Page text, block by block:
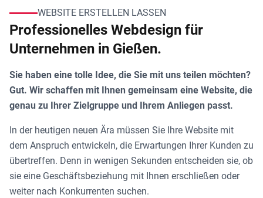
WEBSITE ERSTELLEN LASSEN
Professionelles Webdesign für
Unternehmen in Gießen.
Sie haben eine tolle Idee, die Sie mit uns teilen möchten?
Gut. Wir schaffen mit Ihnen gemeinsam eine Website, die
genau zu Ihrer Zielgruppe und Ihrem Anliegen passt.
In der heutigen neuen Ära müssen Sie Ihre Website mit
dem Anspruch entwickeln, die Erwartungen Ihrer Kunden zu
übertreffen. Denn in wenigen Sekunden entscheiden sie, ob
sie eine Geschäftsbeziehung mit Ihnen erschließen oder
weiter nach Konkurrenten suchen.